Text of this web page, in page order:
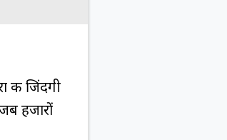
की जिंदगी
हजारों